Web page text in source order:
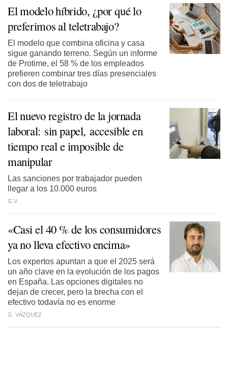
El modelo híbrido, ¿por qué lo
preferimos al teletrabajo?
El modelo que combina oficina y casa
sigue ganando terreno. Según un informe
de Protime, el 58 % de los empleados
prefieren combinar tres días presenciales
con dos de teletrabajo
El nuevo registro de la jornada
laboral: sin papel, accesible en
tiempo real e imposible de
manipular
Las sanciones por trabajador pueden
llegar a los 10.000 euros
G.V.
«Casi el 40 % de los consumidores
ya no lleva efectivo encima»
Los expertos apuntan a que el 2025 será
un año clave en la evolución de los pagos
en España. Las opciones digitales no
dejan de crecer, pero la brecha con el
efectivo todavía no es enorme
G. VÁZQUEZ